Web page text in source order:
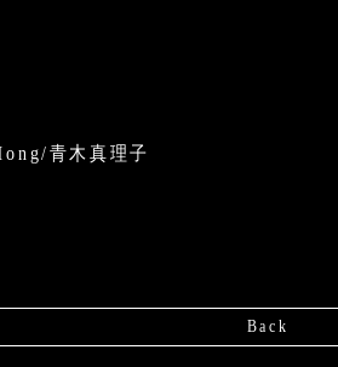
青木真理子
Back